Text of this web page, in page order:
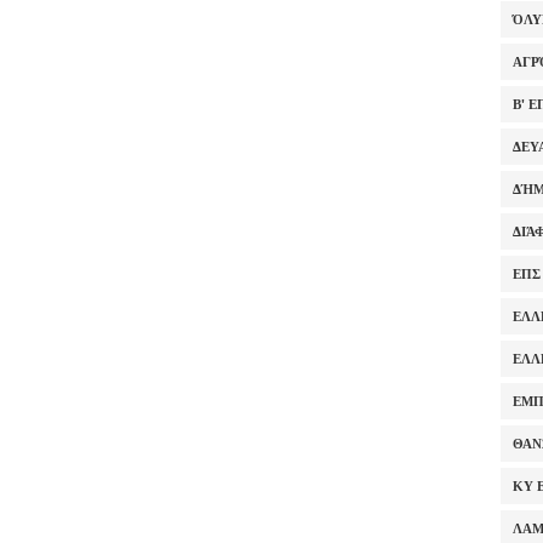
Β'
ΕΠΣ
ΚΥ